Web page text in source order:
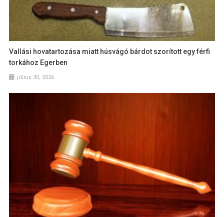
Vallási hovatartozása miatt húsvágó bárdot szorított egy férfi
torkához Egerben
július 30, 2026